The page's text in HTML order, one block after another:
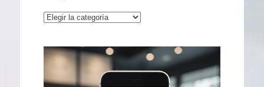
Categorías